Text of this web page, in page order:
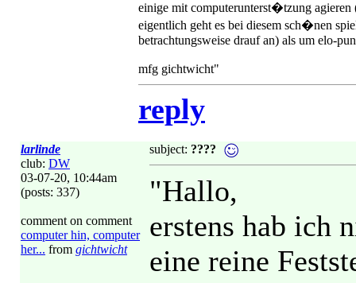
einige mit computerunterst�tzung agieren
eigentlich geht es bei diesem sch�nen
betrachtungsweise drauf an) als um elo-
mfg gichtwicht"
reply
larlinde
club: DW
03-07-20, 10:44am
(posts: 337)
comment on comment
computer hin, computer
her... from gichtwicht
subject: ????
"Hallo,
erstens hab ich
eine reine